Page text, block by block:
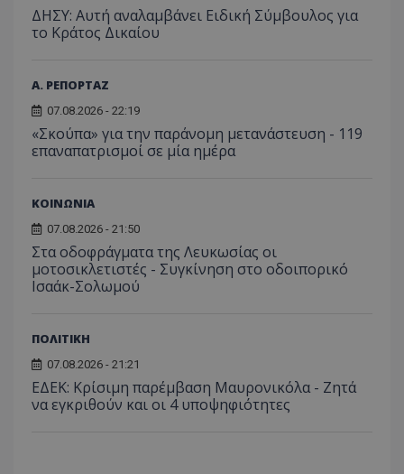
ΔΗΣΥ: Αυτή αναλαμβάνει Ειδική Σύμβουλος για
το Κράτος Δικαίου
Α. ΡΕΠΟΡΤΑΖ
07.08.2026 - 22:19
«Σκούπα» για την παράνομη μετανάστευση - 119
επαναπατρισμοί σε μία ημέρα
ΚΟΙΝΩΝΙΑ
07.08.2026 - 21:50
Στα οδοφράγματα της Λευκωσίας οι
μοτοσικλετιστές - Συγκίνηση στο οδοιπορικό
Ισαάκ-Σολωμού
ΠΟΛΙΤΙΚΗ
07.08.2026 - 21:21
ΕΔΕΚ: Κρίσιμη παρέμβαση Μαυρονικόλα - Ζητά
να εγκριθούν και οι 4 υποψηφιότητες